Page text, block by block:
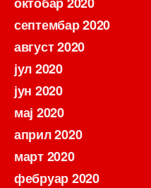
септембар 2020
август 2020
јул 2020
јун 2020
мај 2020
април 2020
март 2020
фебруар 2020